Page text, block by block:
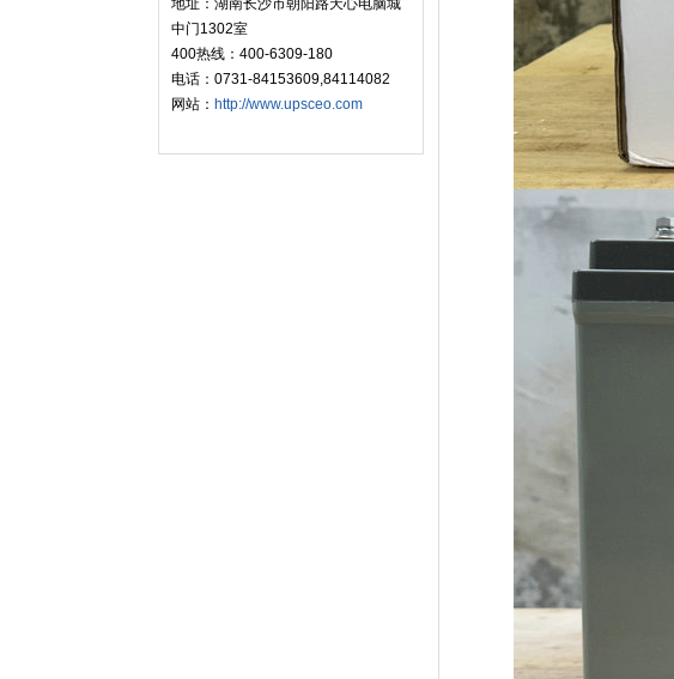
地址：湖南长沙市朝阳路天心电脑城
中门1302室
400热线：400-6309-180
电话：0731-84153609,84114082
网站： http://www.upsceo.com